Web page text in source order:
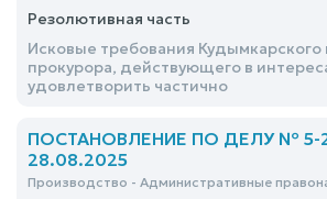
Резолютивная часть
Исковые требования Кудымкарского
прокурора, действующего в
удовлетворить частично
ПОСТАНОВЛЕНИЕ ПО ДЕЛУ № 5-
28.08.2025
Производство - Административные